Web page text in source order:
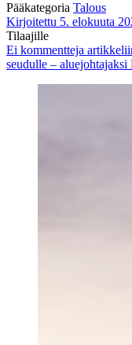
Pääkategoria Talous
Kirjoitettu 5. elokuuta
Tilaajille
Ei kommentteja
seudulle –